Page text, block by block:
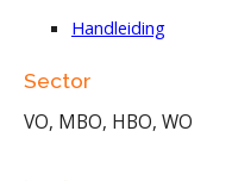
Handleiding
Sector
VO, MBO, HBO, WO